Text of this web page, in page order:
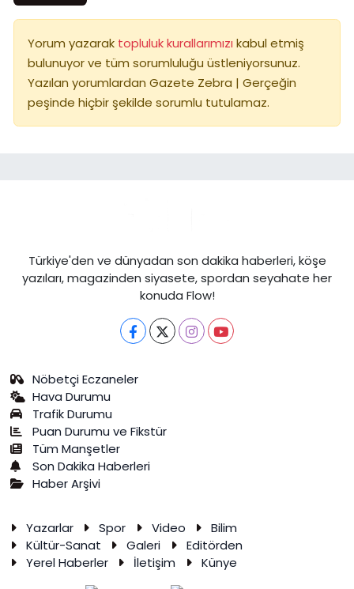
Yorum yazarak topluluk kurallarımızı kabul etmiş
bulunuyor ve tüm sorumluluğu üstleniyorsunuz.
Yazılan yorumlardan Gazete Zebra | Gerçeğin
peşinde hiçbir şekilde sorumlu tutulamaz.
Türkiye'den ve dünyadan son dakika haberleri, köşe
yazıları, magazinden siyasete, spordan seyahate her
konuda Flow!
Nöbetçi Eczaneler
Hava Durumu
Trafik Durumu
Puan Durumu ve Fikstür
Tüm Manşetler
Son Dakika Haberleri
Haber Arşivi
Yazarlar Spor Video
Bilim
Kültür-Sanat
Galeri
Editörden
Yerel Haberler
İletişim Künye